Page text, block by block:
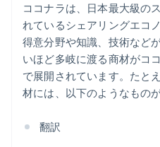
ココナラは、日本最大級の
れているシェアリングエコ
得意分野や知識、技術など
いほど多岐に渡る商材がコ
で展開されています。たと
材には、以下のようなもの
翻訳